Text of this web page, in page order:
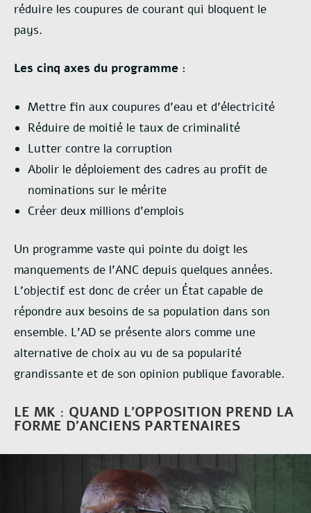
réduire les coupures de courant qui bloquent le
pays.
Les cinq axes du programme :
Mettre fin aux coupures d’eau et d’électricité
Réduire de moitié le taux de criminalité
Lutter contre la corruption
Abolir le déploiement des cadres au profit de
nominations sur le mérite
Créer deux millions d’emplois
Un programme vaste qui pointe du doigt les
manquements de l’ANC depuis quelques années.
L’objectif est donc de créer un État capable de
répondre aux besoins de sa population dans son
ensemble. L’AD se présente alors comme une
alternative de choix au vu de sa popularité
grandissante et de son opinion publique favorable.
LE MK : QUAND L’OPPOSITION PREND LA
FORME D’ANCIENS PARTENAIRES